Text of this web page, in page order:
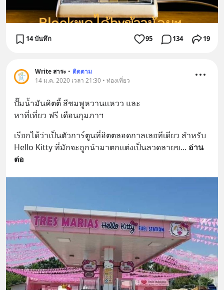
14 บันทึก 95 134 19
Write สาระ • ติดตาม
14 ม.ค. 2020 เวลา 21:30 • ท่องเที่ยว
ปั๊มน้ำมันคิตตี้ สีชมพูหวานแหวว และ
หาที่เที่ยว ฟรี เดือนกุมภาฯ
เรียกได้ว่าเป็นตัวการ์ตูนที่ฮิตตลอดกาลเลยทีเดียว สำหรับ
Hello Kitty ที่มักจะถูกนำมาตกแต่งเป็นลวดลายข... อ่าน
ต่อ